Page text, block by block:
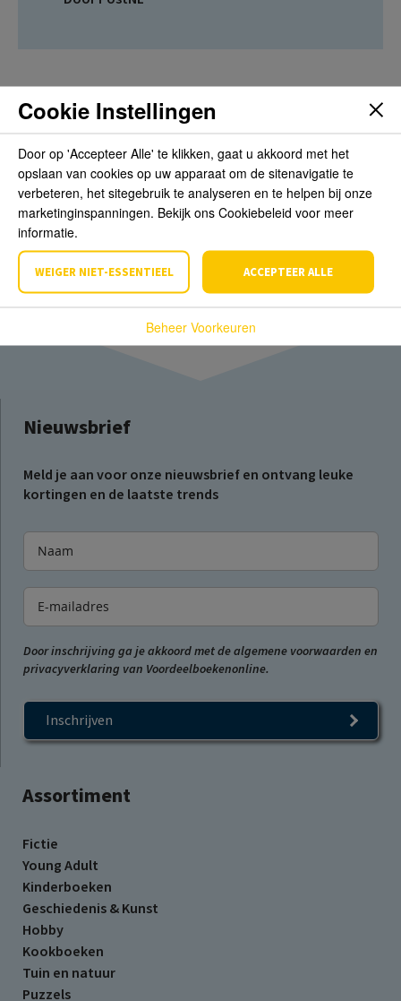
Beoordelingen
Schrijf de eerste review over dit product
Schrijf een beoordeling
Assortiment
Fictie
Young Adult
Kinderboeken
Geschiedenis & Kunst
Hobby
Kookboeken
Tuin en natuur
Puzzels
Nieuwsbrief
Meld je aan voor onze nieuwsbrief en ontvang leuke
kortingen en de laatste trends
Door inschrijving ga je akkoord met de algemene voorwaarden en
privacyverklaring van Voordeelboekenonline.
Inschrijven
Cookie Instellingen
Door op 'Accepteer Alle' te klikken, gaat u akkoord met het
opslaan van cookies op uw apparaat om de sitenavigatie te
verbeteren, het sitegebruik te analyseren en te helpen bij onze
marketinginspanningen. Bekijk ons Cookiebeleid voor meer
informatie.
WEIGER NIET-ESSENTIEEL ACCEPTEER ALLE
Beheer Voorkeuren